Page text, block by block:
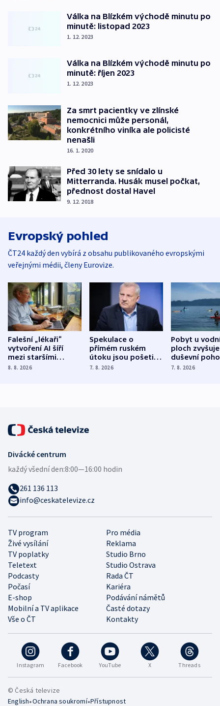
Válka na Blízkém východě minutu po
minutě: listopad 2023
1. 12. 2023
Válka na Blízkém východě minutu po
minutě: říjen 2023
1. 12. 2023
Za smrt pacientky ve zlínské
nemocnici může personál,
konkrétního viníka ale policisté
nenašli
16. 1. 2020
Před 30 lety se snídalo u
Mitterranda. Husák musel počkat,
přednost dostal Havel
9. 12. 2018
Evropský pohled
ČT24 každý den vybírá z obsahu publikovaného evropskými
veřejnými médii, členy Eurovize.
Falešní „lékaři“
vytvoření AI šíří
mezi staršími
Poláky nebezpečné
8. 8. 2026
Spekulace o
přímém ruském
útoku jsou pošetilé,
míní estonský
7. 8. 2026
Pobyt u
ploch zvyšuje
duševní
ukázala
7. 8. 2026
Instagram Facebook YouTube X Threads
TV program
Pro média
Živé vysílání
Reklama
TV poplatky
Studio Brno
Teletext
Studio Ostrava
Podcasty
Rada ČT
Počasí
Kariéra
E-shop
Podávání námětů
Mobilní a TV aplikace
Časté dotazy
Vše o ČT
Kontakty
Divácké centrum
každý všední den:8:00—16:00 hodin
261 136 113
info@ceskatelevize.cz
© Česká televize
English•Ochrana soukromí•Přístupnost